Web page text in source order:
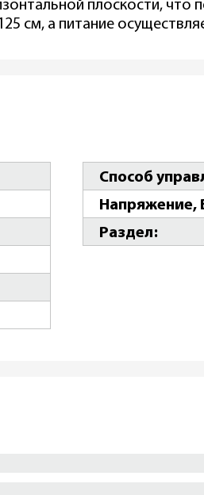
плоскости, что
см, а питание
Способ
Напряжение,
Раздел